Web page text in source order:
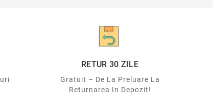
RETUR 30 ZILE
Gratuit – De La Preluare La
Returnarea In Depozit!